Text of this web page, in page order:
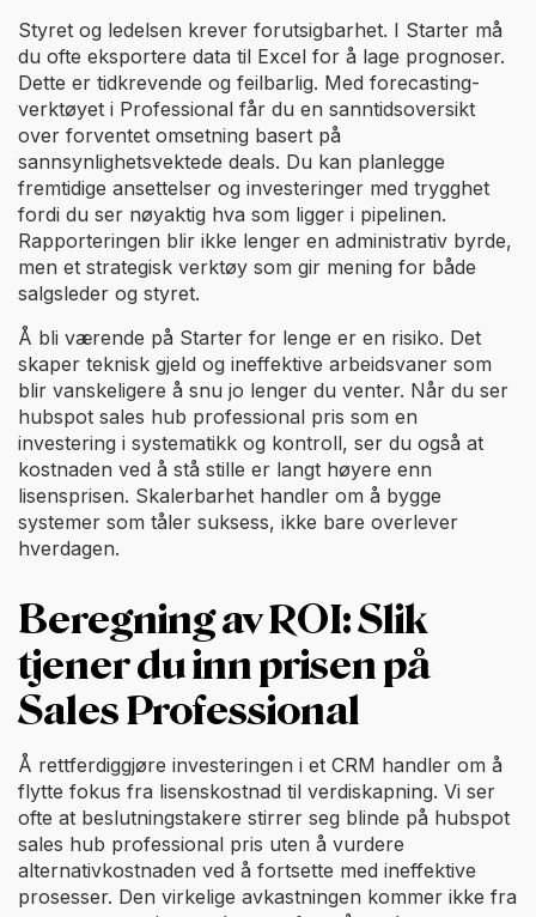
Styret og ledelsen krever forutsigbarhet. I Starter må
du ofte eksportere data til Excel for å lage prognoser.
Dette er tidkrevende og feilbarlig. Med forecasting-
verktøyet i Professional får du en sanntidsoversikt
over forventet omsetning basert på
sannsynlighetsvektede deals. Du kan planlegge
fremtidige ansettelser og investeringer med trygghet
fordi du ser nøyaktig hva som ligger i pipelinen.
Rapporteringen blir ikke lenger en administrativ byrde,
men et strategisk verktøy som gir mening for både
salgsleder og styret.
Å bli værende på Starter for lenge er en risiko. Det
skaper teknisk gjeld og ineffektive arbeidsvaner som
blir vanskeligere å snu jo lenger du venter. Når du ser
hubspot sales hub professional pris som en
investering i systematikk og kontroll, ser du også at
kostnaden ved å stå stille er langt høyere enn
lisensprisen. Skalerbarhet handler om å bygge
systemer som tåler suksess, ikke bare overlever
hverdagen.
Beregning av ROI: Slik
tjener du inn prisen på
Sales Professional
Å rettferdiggjøre investeringen i et CRM handler om å
flytte fokus fra lisenskostnad til verdiskapning. Vi ser
ofte at beslutningstakere stirrer seg blinde på hubspot
sales hub professional pris uten å vurdere
alternativkostnaden ved å fortsette med ineffektive
prosesser. Den virkelige avkastningen kommer ikke fra